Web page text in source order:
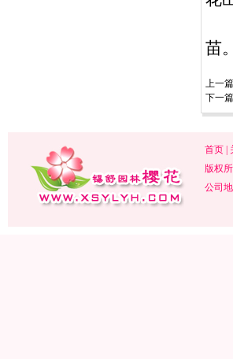
苗
上一
下一
首页 |
版权
公司